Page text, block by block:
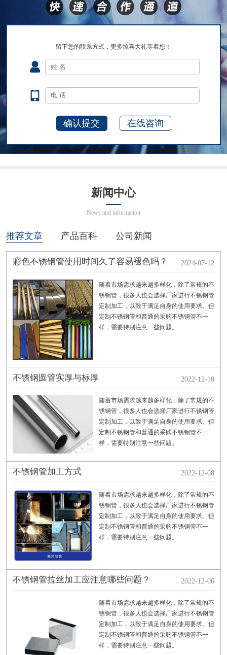
留下您的联系方式，更多惊喜大礼等着您！
在线咨询
新闻中心
News and information
推荐文章 产品百科 公司新闻
彩色不锈钢管使用时间久了容易褪色吗？ 2024-07-12
随着市场需求越来越多样化，除了常规的不
锈钢管，很多人也会选择厂家进行不锈钢管
定制加工，以致于满足自身的使用要求。但
定制不锈钢管和普通的采购不锈钢管不一
样，需要特别注意一些问题。
不锈钢圆管实厚与标厚 2022-12-10
随着市场需求越来越多样化，除了常规的不
锈钢管，很多人也会选择厂家进行不锈钢管
定制加工，以致于满足自身的使用要求。但
定制不锈钢管和普通的采购不锈钢管不一
样，需要特别注意一些问题。
不锈钢管加工方式 2022-12-08
随着市场需求越来越多样化，除了常规的不
锈钢管，很多人也会选择厂家进行不锈钢管
定制加工，以致于满足自身的使用要求。但
定制不锈钢管和普通的采购不锈钢管不一
样，需要特别注意一些问题。
不锈钢管拉丝加工应注意哪些问题？ 2022-12-06
随着市场需求越来越多样化，除了常规的不
锈钢管，很多人也会选择厂家进行不锈钢管
定制加工，以致于满足自身的使用要求。但
定制不锈钢管和普通的采购不锈钢管不一
样，需要特别注意一些问题。